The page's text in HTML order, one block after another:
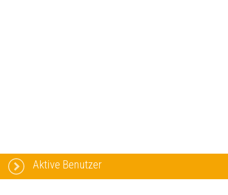
Aktive Benutzer